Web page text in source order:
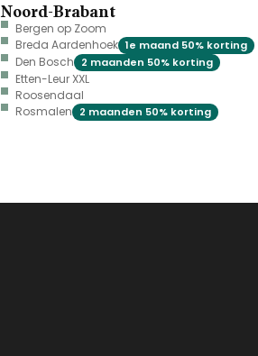
Noord-Brabant
Bergen op Zoom
Breda Aardenhoek 1e maand 50% korting
Den Bosch 2 maanden 50% korting
Etten-Leur XXL
Roosendaal
Rosmalen
2 maanden 50% korting